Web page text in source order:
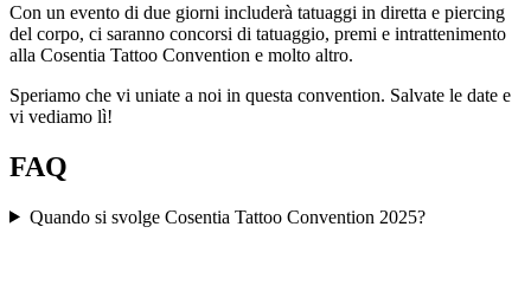
Con un evento di due giorni includerà tatuaggi in diretta e piercing
del corpo, ci saranno concorsi di tatuaggio, premi e intrattenimento
alla Cosentia Tattoo Convention e molto altro.
Speriamo che vi uniate a noi in questa convention. Salvate le date e
vi vediamo lì!
FAQ
Quando si svolge Cosentia Tattoo Convention 2025?